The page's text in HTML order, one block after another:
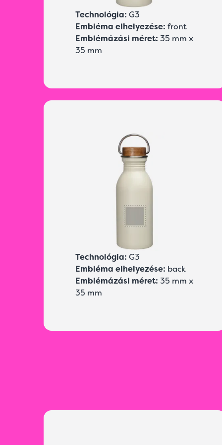
Technológia: G3
Embléma elhelyezése: front
Emblémázási méret: 35 mm x
35 mm
Technológia: G3
Embléma elhelyezése: back
Emblémázási méret: 35 mm x
35 mm